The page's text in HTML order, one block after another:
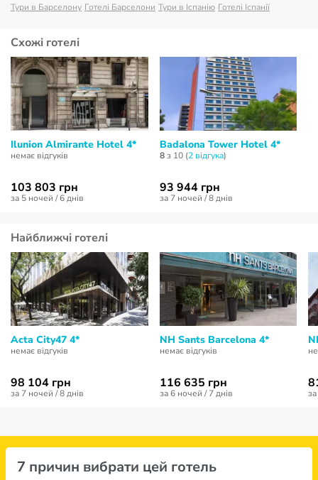
Тури в Барселону Готелі Барселони Тури в Іспанію Готелі Іспанії
Схожі готелі
Ilunion Almirante Hotel 4*
немає відгуків
103 803 грн
за 5 ночей / 6 днів
Badalona Tower Hotel 4*
8з 10 (2 відгукa)
93 944 грн
за 7 ночей / 8 днів
Найближчі готелі
Acta City47 4*
немає відгуків
98 104 грн
за 7 ночей / 8 днів
NH Sants Barcelona 4*
немає відгуків
116 635 грн
за 6 ночей / 7 днів
7 причин вибрати цей готель